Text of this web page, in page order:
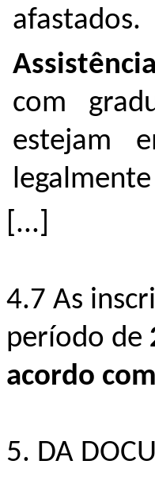
afastados.
com
estejam
[...]
4.7 As
período de
acordo
5. DA